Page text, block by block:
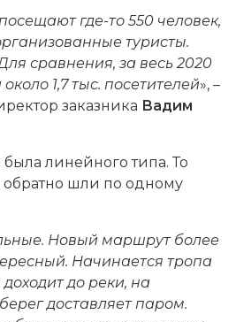
где-то 550 человек,
туристы.
сравнения, за весь 2020
1,7 тыс. посетителей», –
заказника Вадим
линейного типа. То
обратно шли по одному
Новый маршрут более
Начинается тропа
до реки, на
доставляет паром.